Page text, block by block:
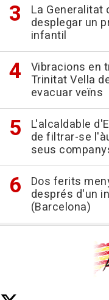
La Generalitat
desplegar un
infantil
Vibracions en
Trinitat Vella
evacuar veïns
L'alcaldable
de filtrar-se
seus
Dos ferits
després d'un
(Barcelona)